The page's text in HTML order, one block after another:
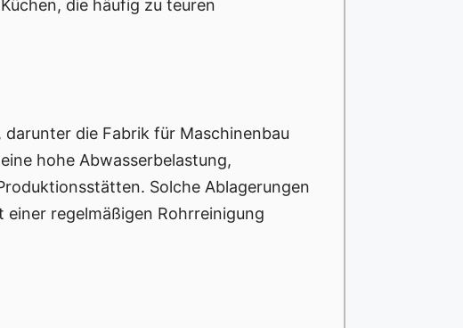
die häufig zu teuren
die Fabrik für Maschinenbau
hohe Abwasserbelastung,
Solche Ablagerungen
regelmäßigen Rohrreinigung